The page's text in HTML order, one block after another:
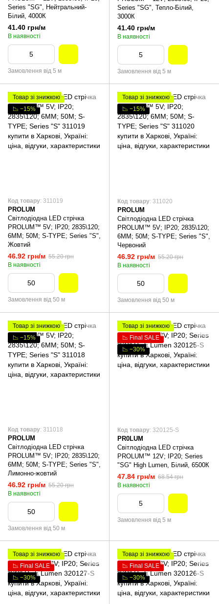
Series "SG", Нейтральний-
Білий, 4000К
41.40 грн/м
В наявності
Замовлення від 5 м
Series "SG", Тепло-Білий,
3000К
41.40 грн/м
В наявності
Замовлення від 5 м
Товар зі знижкою
📉 −15%
Код товару: 311019
PROLUM
Світлодіодна LED стрічка
PROLUM™ 5V; IP20; 2835\120;
6ММ; 50M; S-TYPE; Series "S",
Жовтий
46.92 грн/м 55.20 грн
В наявності
Замовлення від 50 м
Товар зі знижкою
📉 −15%
Код товару: 311020
PROLUM
Світлодіодна LED стрічка
PROLUM™ 5V; IP20; 2835\120;
6ММ; 50M; S-TYPE; Series "S",
Червоний
46.92 грн/м 55.20 грн
В наявності
Замовлення від 50 м
Товар зі знижкою
📉 −15%
Код товару: 311018
PROLUM
Світлодіодна LED стрічка
PROLUM™ 5V; IP20; 2835\120;
6ММ; 50M; S-TYPE; Series "S",
Лимонно-жовтий
46.92 грн/м 55.20 грн
В наявності
Замовлення від 50 м
Товар зі знижкою
📉 Final SALE
📉 −30%
Код товару: 320125-S
PR0LUM
Світлодіодна LED стрічка
PROLUM™ 12V; IP20; Series
"SG" High Lumen, Білий, 6500К
47.84 грн/м 68.54 грн
В наявності
Замовлення від 5 м
Товар зі знижкою
📉 Final SALE
📉 −30%
Товар зі знижкою
📉 Final SALE
📉 −30%